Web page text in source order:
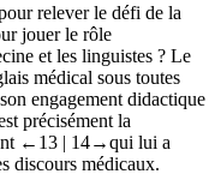
relever le défi de la
jouer le rôle
et les linguistes ? Le
médical sous toutes
engagement didactique
précisément la
←13 | 14→qui lui a
discours médicaux.